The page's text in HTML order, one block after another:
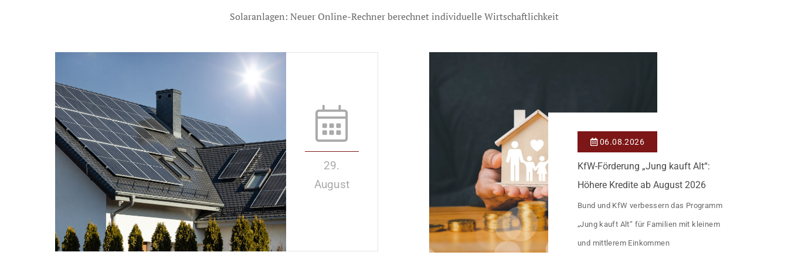
Solaranlagen: Neuer Online-Rechner berechnet individuelle Wirtschaftlichkeit
29.
August
06.08.2026
KfW-Förderung „Jung kauft Alt“:
Höhere Kredite ab August 2026
Bund und KfW verbessern das Programm
„Jung kauft Alt“ für Familien mit kleinem
und mittlerem Einkommen